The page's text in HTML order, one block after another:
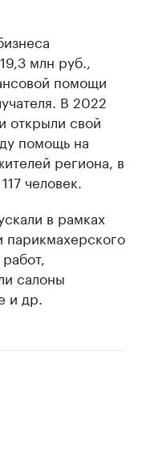
19,3 млн руб.,
помощи
В 2022
открыли свой
помощь на
региона, в
человек.
в рамках
салоны
и др.